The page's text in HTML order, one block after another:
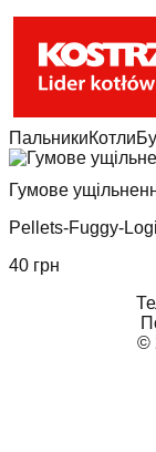
ПальникиКотли
Гумове
Pellets-Fuggy-
40 грн
©